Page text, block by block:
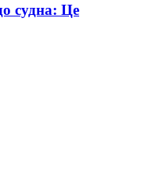
судна: Це